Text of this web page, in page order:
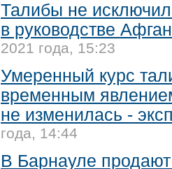
Талибы не
в руководстве
2021 года, 15:23
Умеренный курс
временным
не изменилась -
года, 14:44
В Барнауле